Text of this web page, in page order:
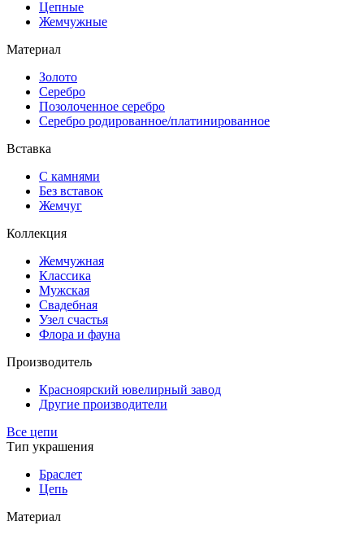
Цепные
Жемчужные
Материал
Золото
Серебро
Позолоченное серебро
Серебро родированное/платинированное
Вставка
С камнями
Без вставок
Жемчуг
Коллекция
Жемчужная
Классика
Мужская
Свадебная
Узел счастья
Флора и фауна
Производитель
Красноярский ювелирный завод
Другие производители
Все цепи
Тип украшения
Браслет
Цепь
Материал